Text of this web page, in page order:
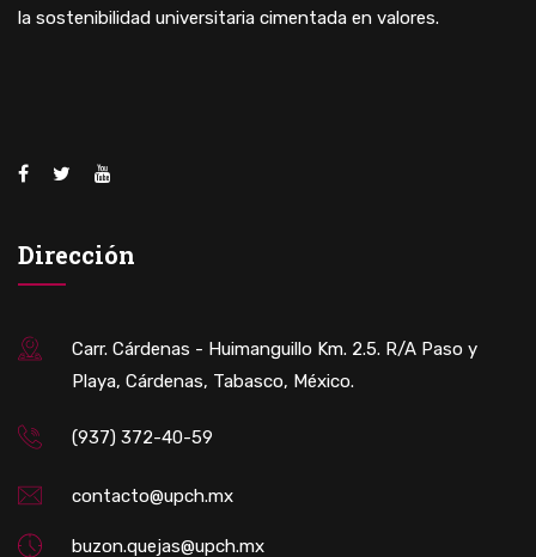
la sostenibilidad universitaria cimentada en valores.
Dirección
Carr. Cárdenas - Huimanguillo Km. 2.5. R/A Paso y
Playa, Cárdenas, Tabasco, México.
(937) 372-40-59
contacto@upch.mx
buzon.quejas@upch.mx